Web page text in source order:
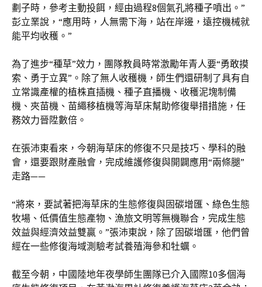
劃子時，參考主動投餌，經由過程8個氣孔將種子噴出。”
彭立業說，“應用時，人無需下海，站在岸邊，遠控機械就
能平均收穫。”
為了進步“種草”效力，團隊教員時常激勵年青人要“勇敢摸
索、勇于立異”。除了無人收穫機，師生們還研制了具有自
立常識產權的植株直插機、種子直播機、收穫泥塊制備
機、夾苗機、苗繩移植機等海草床幫助修復舉措措施，任
務效力晉陞數倍。
在張沛東看來，今朝海草床的修復不只是技巧、學科的融
會，還要跟財產融會，完成維護修復與開闢應用“兩條腿”
走路——
“將來，要試著把海草床的生態修復與固碳增匯、綠色生態
牧場、低價值生態產物、漁旅文明等無機聯合，完成生態
效益與經濟效益雙贏。”張沛東說，除了固碳增匯，他們曾
經在一些修復海域測驗考試養殖海參和牡蠣。
截至今朝，中國陸地年夜學師生團隊已介入國際10多個海